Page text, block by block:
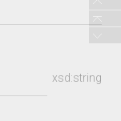
xsd:string